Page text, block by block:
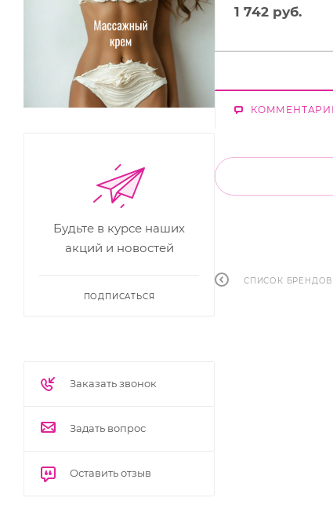
1 742 руб.
СПИСОК БРЕНДОВ
Будьте в курсе наших
акций и новостей
ПОДПИСАТЬСЯ
Заказать звонок
Задать вопрос
Оставить отзыв